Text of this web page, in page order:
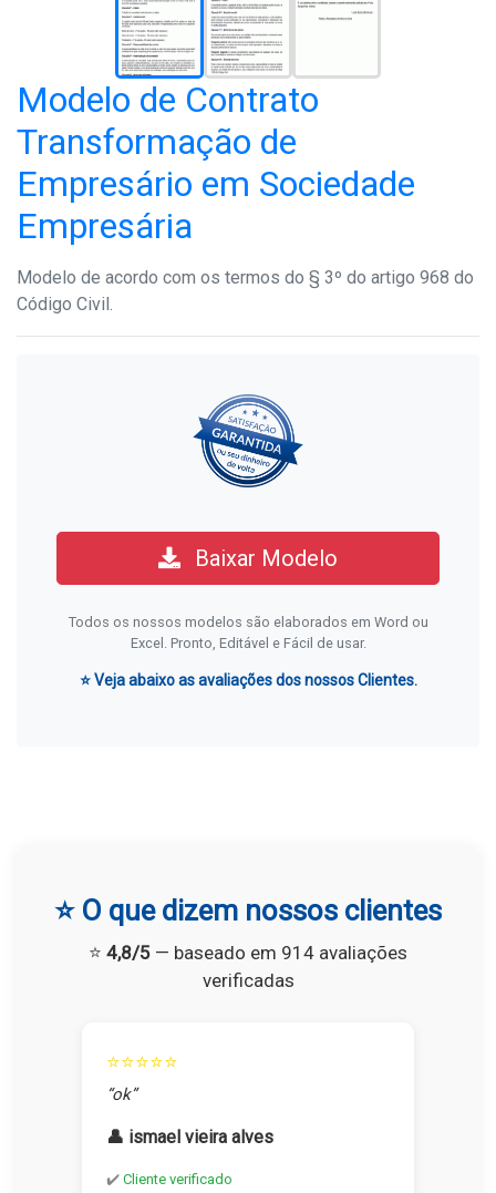
Modelo de Contrato
Transformação de
Empresário em Sociedade
Empresária
Modelo de acordo com os termos do § 3º do artigo 968 do
Código Civil.
Baixar Modelo
Todos os nossos modelos são elaborados em Word ou
Excel. Pronto, Editável e Fácil de usar.
⭐ Veja abaixo as avaliações dos nossos Clientes.
⭐ O que dizem nossos clientes
⭐ 4,8/5 — baseado em 914 avaliações
verificadas
⭐⭐⭐⭐⭐
“ok”
👤 ismael vieira alves
✔️ Cliente verificado